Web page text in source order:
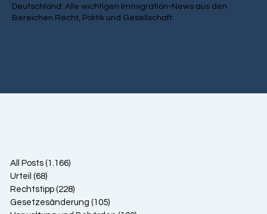
Deutschland: Alle wichtigen Immigration-News aus den
Bereichen Recht, Politik und Gesellschaft.
All Posts (1.166)
Urteil (68)
Rechtstipp (228)
Gesetzesänderung (105)